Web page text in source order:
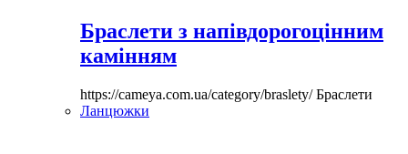
Браслети з напівдорогоцінним
камінням
https://cameya.com.ua/category/braslety/Браслети
Ланцюжки